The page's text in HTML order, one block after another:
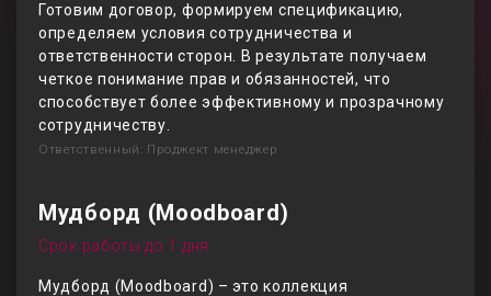
Готовим договор, формируем спецификацию,
определяем условия сотрудничества и
ответственности сторон. В результате получаем
четкое понимание прав и обязанностей, что
способствует более эффективному и прозрачному
сотрудничеству.
Ответственный: Проджект менеджер
Мудборд (Moodboard)
Срок работы до 1 дня
Мудборд (Moodboard) – это коллекция